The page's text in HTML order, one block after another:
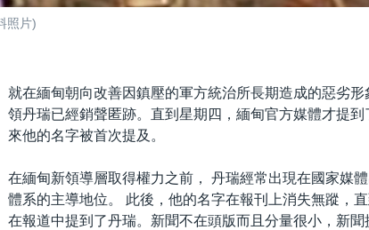
照片)
就在緬甸朝向改善因鎮壓的軍方統治所長期造成的惡劣
領丹瑞已經銷聲匿跡。直到星期四，緬甸官方媒體才提
來他的名字被首次提及。
在緬甸新領導層取得權力之前， 丹瑞經常出現在國家媒
體系的主導地位。 此後，他的名字在報刊上消失無蹤，
在報道中提到了丹瑞。新聞不在頭版而且分量很小，新聞